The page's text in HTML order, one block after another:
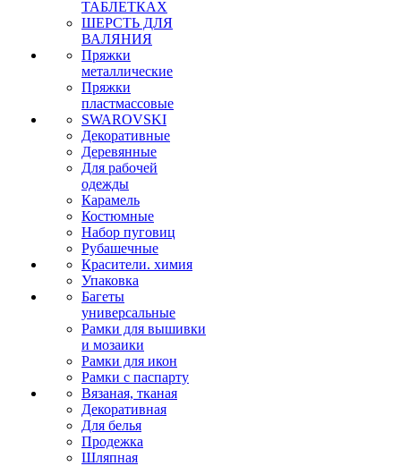
ТАБЛЕТКАХ
ШЕРСТЬ ДЛЯ
ВАЛЯНИЯ
Пряжки
металлические
Пряжки
пластмассовые
SWAROVSKI
Декоративные
Деревянные
Для рабочей
одежды
Карамель
Костюмные
Набор пуговиц
Рубашечные
Красители. химия
Упаковка
Багеты
универсальные
Рамки для вышивки
и мозаики
Рамки для икон
Рамки с паспарту
Вязаная, тканая
Декоративная
Для белья
Продежка
Шляпная